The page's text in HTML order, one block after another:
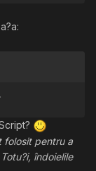
folosit pentru a
îndoielile